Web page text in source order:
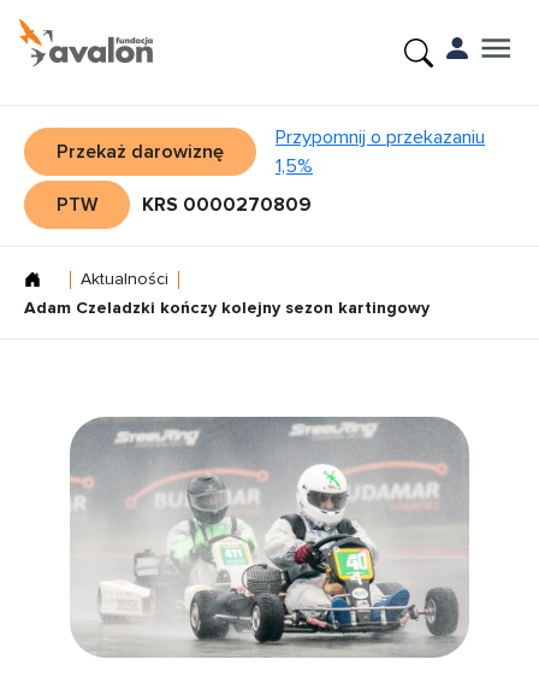
Przekaż darowiznę
Przypomnij o przekazaniu
1,5%
PTW
KRS 0000270809
Aktualności
Adam Czeladzki kończy kolejny sezon kartingowy